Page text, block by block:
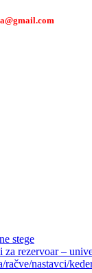
stege
za rezervoar –
račve/nastavci/